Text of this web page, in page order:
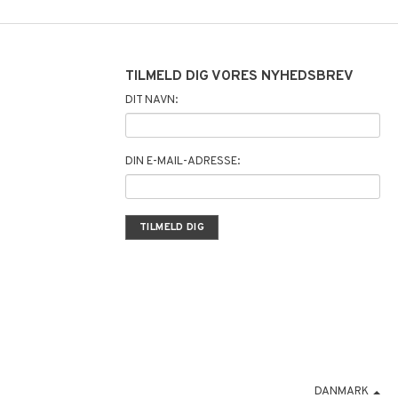
TILMELD DIG VORES NYHEDSBREV
DIT NAVN:
DIN E-MAIL-ADRESSE:
DANMARK